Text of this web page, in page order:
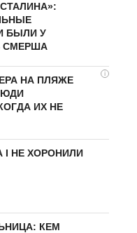
БЫЛИ У
СМЕРША
i
НА ПЛЯЖЕ
ИХ НЕ
I НЕ ХОРОНИЛИ
КЕМ